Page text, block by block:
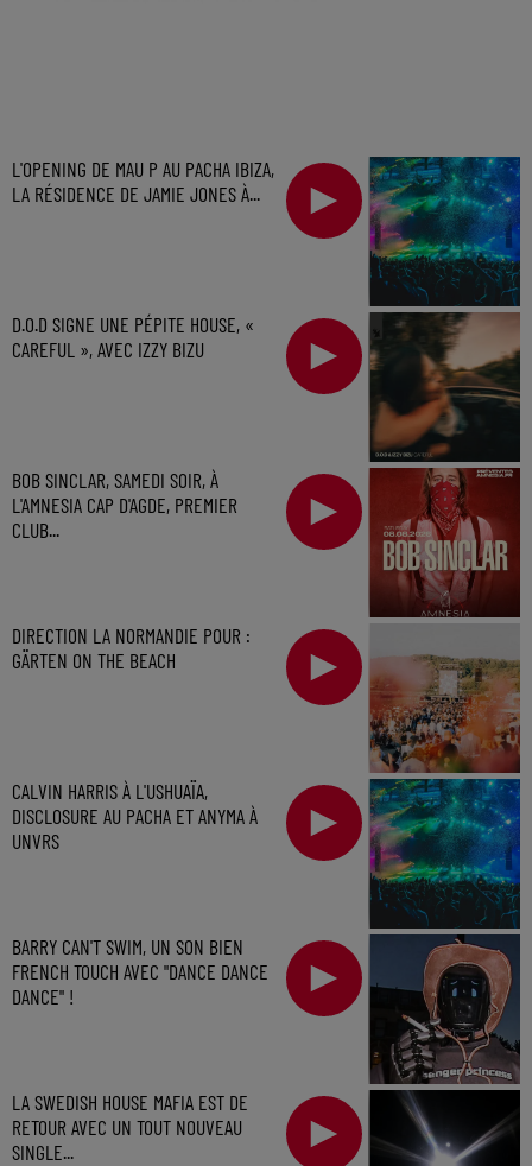
L'OPENING DE MAU P AU PACHA IBIZA,
LA RÉSIDENCE DE JAMIE JONES À...
D.O.D SIGNE UNE PÉPITE HOUSE, «
CAREFUL », AVEC IZZY BIZU
BOB SINCLAR, SAMEDI SOIR, À
L'AMNESIA CAP D'AGDE, PREMIER
CLUB...
DIRECTION LA NORMANDIE POUR :
GÄRTEN ON THE BEACH
CALVIN HARRIS À L'USHUAÏA,
DISCLOSURE AU PACHA ET ANYMA À
UNVRS
BARRY CAN'T SWIM, UN SON BIEN
FRENCH TOUCH AVEC "DANCE DANCE
DANCE" !
LA SWEDISH HOUSE MAFIA EST DE
RETOUR AVEC UN TOUT NOUVEAU
SINGLE...